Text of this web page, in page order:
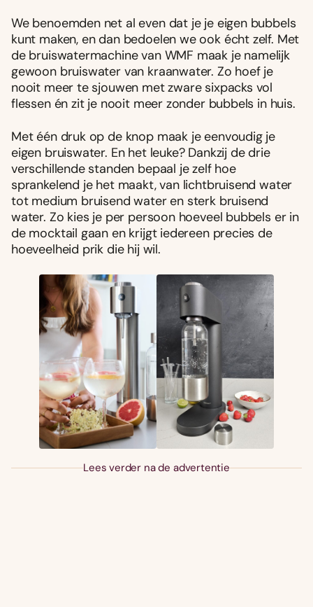
We benoemden net al even dat je je eigen bubbels
kunt maken, en dan bedoelen we ook écht zelf. Met
de bruiswatermachine van WMF maak je namelijk
gewoon bruiswater van kraanwater. Zo hoef je
nooit meer te sjouwen met zware sixpacks vol
flessen én zit je nooit meer zonder bubbels in huis.
Met één druk op de knop maak je eenvoudig je
eigen bruiswater. En het leuke? Dankzij de drie
verschillende standen bepaal je zelf hoe
sprankelend je het maakt, van lichtbruisend water
tot medium bruisend water en sterk bruisend
water. Zo kies je per persoon hoeveel bubbels er in
de mocktail gaan en krijgt iedereen precies de
hoeveelheid prik die hij wil.
Lees verder na de advertentie